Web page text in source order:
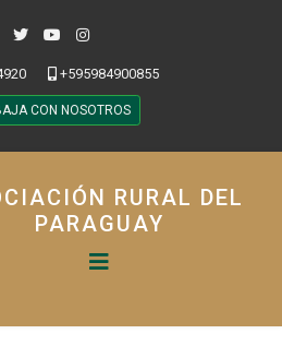
+595984900855
CON NOSOTROS
RURAL DEL
PARAGUAY